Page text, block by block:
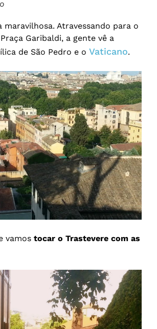
maravilhosa. Atravessando para o
Garibaldi, a gente vê a
de São Pedro e o Vaticano.
vamos tocar o Trastevere com as